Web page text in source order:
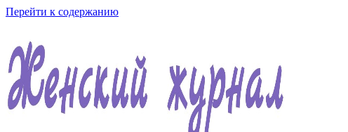
Перейти к содержанию